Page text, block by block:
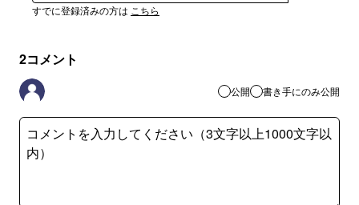
すでに登録済みの方は こちら
2コメント
公開 書き手にのみ公開